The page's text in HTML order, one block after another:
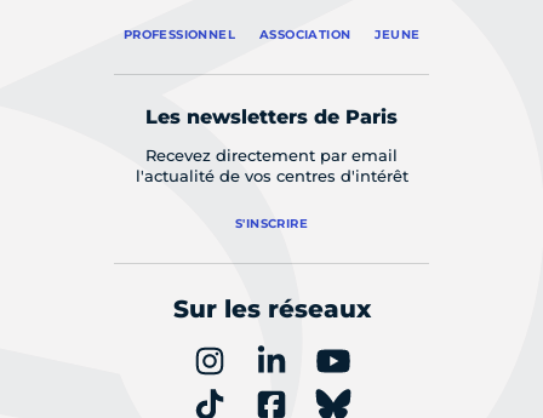
PROFESSIONNEL ASSOCIATION JEUNE
Les newsletters de Paris
Recevez directement par email
l'actualité de vos centres d'intérêt
S'INSCRIRE
Sur les réseaux